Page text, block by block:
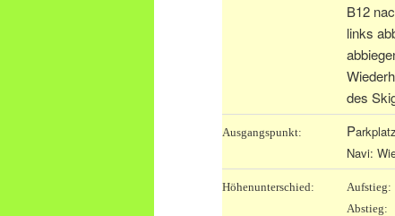
B12
links
des
Ausgangspunkt: P
Navi:
Höhenunterschied:
Aufstieg:
Abstieg: